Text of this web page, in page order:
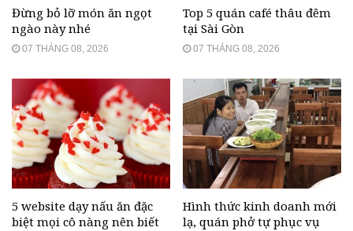
Đừng bỏ lỡ món ăn ngọt
ngào này nhé
07 THÁNG 08, 2026
Top 5 quán café thâu đêm
tại Sài Gòn
07 THÁNG 08, 2026
5 website dạy nấu ăn đặc
biệt mọi cô nàng nên biết
Hình thức kinh doanh mới
lạ, quán phở tự phục vụ